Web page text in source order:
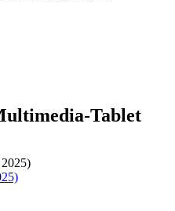
Tablet